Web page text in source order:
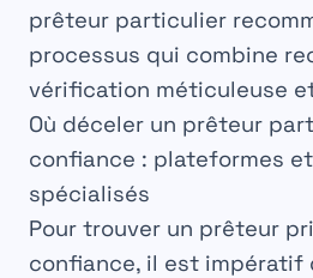
prêteur particulier
processus qui combine
vérification méticuleuse
Où déceler un prêteur
confiance : plateformes
spécialisés
Pour trouver un prêteur
confiance, il est impératif